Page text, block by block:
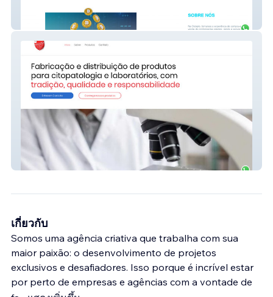
ClickPto
Pró-Cito
เกี่ยวกับ
Somos uma agência criativa que trabalha com sua
maior paixão: o desenvolvimento de projetos
exclusivos e desafiadores. Isso porque é incrível estar
por perto de empresas e agências com a vontade de